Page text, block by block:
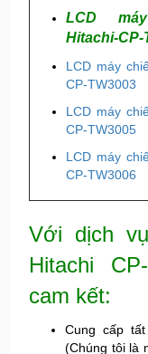
LCD
Hitachi-CP-
LCD máy
CP-TW3003
LCD máy
CP-TW3005
LCD máy
CP-TW3006
Với dịch
Hitachi
cam kết:
Cung cấp
(Chúng tôi là